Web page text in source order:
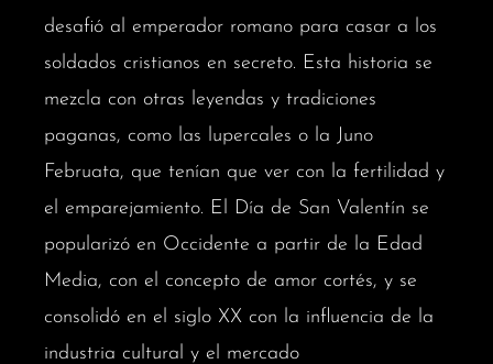
desafió al emperador romano para casar a los
soldados cristianos en secreto. Esta historia se
mezcla con otras leyendas y tradiciones
paganas, como las lupercales o la Juno
Februata, que tenían que ver con la fertilidad y
el emparejamiento. El Día de San Valentín se
popularizó en Occidente a partir de la Edad
Media, con el concepto de amor cortés, y se
consolidó en el siglo XX con la influencia de la
industria cultural y el mercado